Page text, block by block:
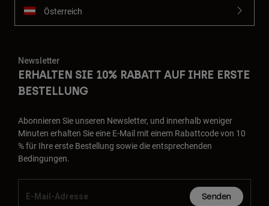
Österreich
Newsletter
ERHALTEN SIE 10% RABATT AUF IHRE ERSTE
BESTELLUNG
Abonnieren Sie unseren Newsletter, und innerhalb weniger
Minuten erhalten Sie eine E-Mail mit einem Rabattcode von 10
% für Ihre erste Bestellung sowie die entsprechenden
Bedingungen.
Senden